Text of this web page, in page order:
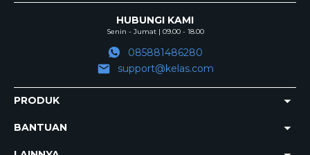
HUBUNGI KAMI
Senin - Jumat | 09.00 - 18.00
085881486280
support@kelas.com
PRODUK
BANTUAN